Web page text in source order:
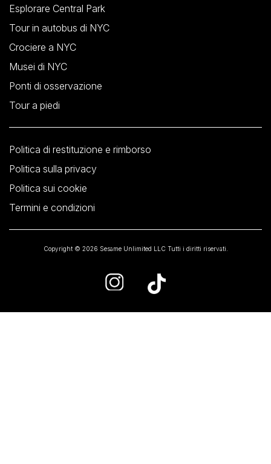
Esplorare Central Park
Tour in autobus di NYC
Crociere a NYC
Musei di NYC
Ponti di osservazione
Tour a piedi
Politica di restituzione e rimborso
Politica sulla privacy
Politica sui cookie
Termini e condizioni
Copyright © 2026 Sesame Unlimited LLC Tutti i diritti riservati.